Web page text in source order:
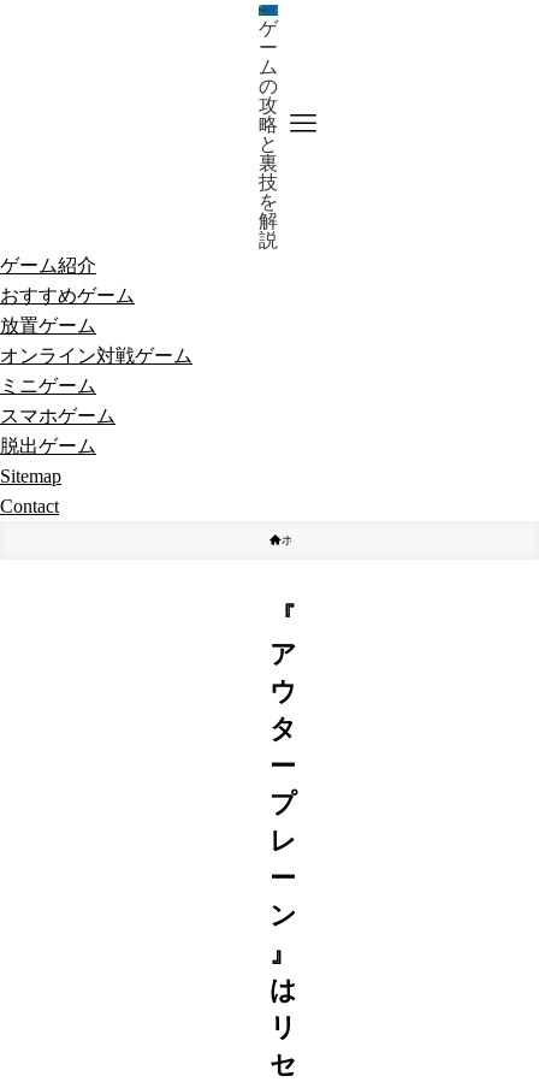
ゲ
ー
ム
の
攻
略
と
裏
技
を
解
説
ゲーム紹介
おすすめゲーム
放置ゲーム
オンライン対戦ゲーム
ミニゲーム
スマホゲーム
脱出ゲーム
Sitemap
Contact
ホーム
『
ア
ウ
タ
ー
プ
レ
ー
ン
』
は
リ
セ